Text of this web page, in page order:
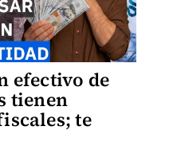
efectivo de
tienen
te